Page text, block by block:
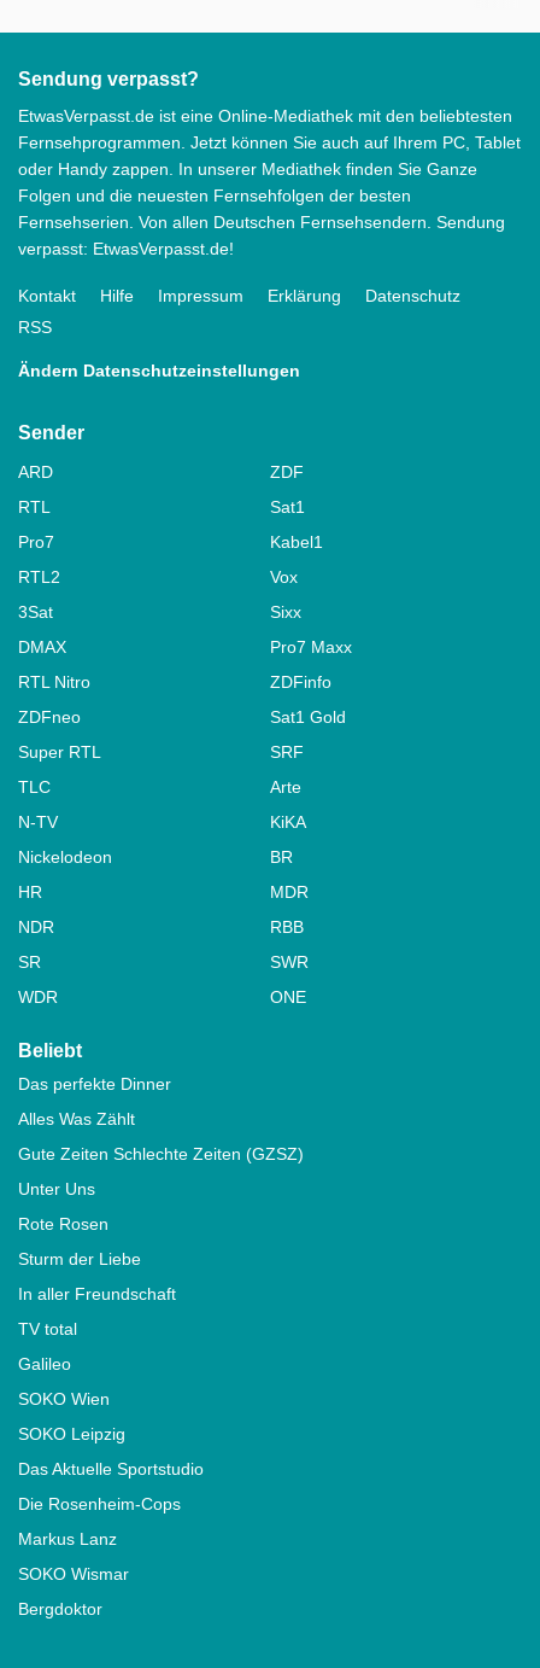
Sendung verpasst?
EtwasVerpasst.de ist eine Online-Mediathek mit den beliebtesten
Fernsehprogrammen. Jetzt können Sie auch auf Ihrem PC, Tablet
oder Handy zappen. In unserer Mediathek finden Sie Ganze
Folgen und die neuesten Fernsehfolgen der besten
Fernsehserien. Von allen Deutschen Fernsehsendern. Sendung
verpasst: EtwasVerpasst.de!
Kontakt Hilfe Impressum Erklärung
Datenschutz
RSS
Ändern Datenschutzeinstellungen
Sender
ARD
ZDF
RTL
Sat1
Pro7
Kabel1
RTL2
Vox
3Sat
Sixx
DMAX
Pro7 Maxx
RTL Nitro
ZDFinfo
ZDFneo
Sat1 Gold
Super RTL
SRF
TLC
Arte
N-TV
KiKA
Nickelodeon
BR
HR
MDR
NDR
RBB
SR
SWR
WDR
ONE
Beliebt
Das perfekte Dinner
Alles Was Zählt
Gute Zeiten Schlechte Zeiten (GZSZ)
Unter Uns
Rote Rosen
Sturm der Liebe
In aller Freundschaft
TV total
Galileo
SOKO Wien
SOKO Leipzig
Das Aktuelle Sportstudio
Die Rosenheim-Cops
Markus Lanz
SOKO Wismar
Bergdoktor